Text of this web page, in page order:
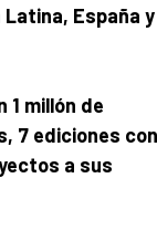
España y
1 millón de
7 ediciones con
a sus